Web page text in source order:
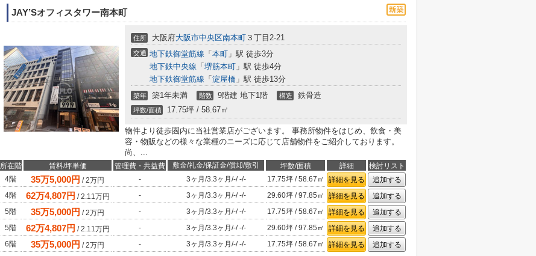
JAY’Sオフィスタワー南本町
住所 大阪府大阪市中央区南本町 ３丁目2-21
交通 地下鉄御堂筋線 「 本町 」駅 徒歩3分
地下鉄中央線 「 堺筋本町 」駅 徒歩4分
地下鉄御堂筋線 「 淀屋橋 」駅 徒歩13分
築年 築1年未満 階数 9階建 地下1階 構造 鉄骨造
坪数/面積 17.75坪 / 58.67㎡
物件より徒歩圏内に当社営業店がございます。 事務所物件をはじめ、飲食・美
容・物販などの様々な業種のニーズに応じて店舗物件をご紹介しております。
尚、...
所在階 賃料/坪単価 管理費・共益費 敷金/礼金/保証金/償却/敷引 坪数/面積 詳細
検討リスト
4階
35万5,000円 /2万円 - 3ヶ月 /3.3ヶ月 /-/-/- 17.75坪 / 58.67㎡ 詳細を見る
追加する
4階
62万4,807円 /2.11万円 - 3ヶ月 /3.3ヶ月 /-/-/- 29.60坪 / 97.85㎡ 詳細を見る
追加する
5階
35万5,000円 /2万円 - 3ヶ月 /3.3ヶ月 /-/-/- 17.75坪 / 58.67㎡ 詳細を見る
追加する
5階
62万4,807円 /2.11万円 - 3ヶ月 /3.3ヶ月 /-/-/- 29.60坪 / 97.85㎡ 詳細を見る
追加する
6階
35万5,000円 /2万円 - 3ヶ月 /3.3ヶ月 /-/-/- 17.75坪 / 58.67㎡ 詳細を見る 追加する